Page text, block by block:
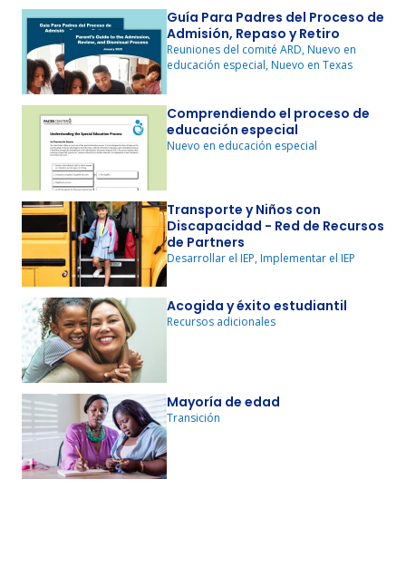
Guía Para Padres del Proceso de
Admisión, Repaso y Retiro
Reuniones del comité ARD, Nuevo en
educación especial, Nuevo en Texas
Comprendiendo el proceso de
educación especial
Nuevo en educación especial
Transporte y Niños con
Discapacidad - Red de Recursos
de Partners
Desarrollar el IEP, Implementar el IEP
Acogida y éxito estudiantil
Recursos adicionales
Mayoría de edad
Transición